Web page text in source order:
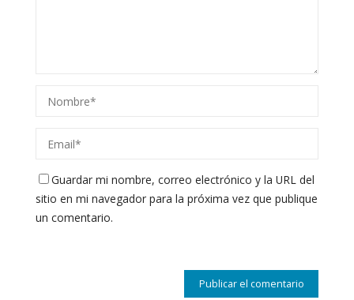
Guardar mi nombre, correo electrónico y la URL del
sitio en mi navegador para la próxima vez que publique
un comentario.